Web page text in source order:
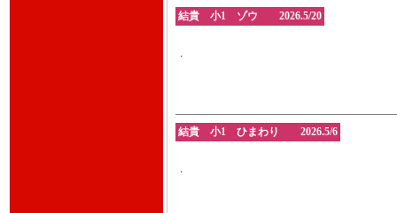
結貴 小1 ゾウ 2026.5/20
.
結貴 小1 ひまわり 2026.5/6
.